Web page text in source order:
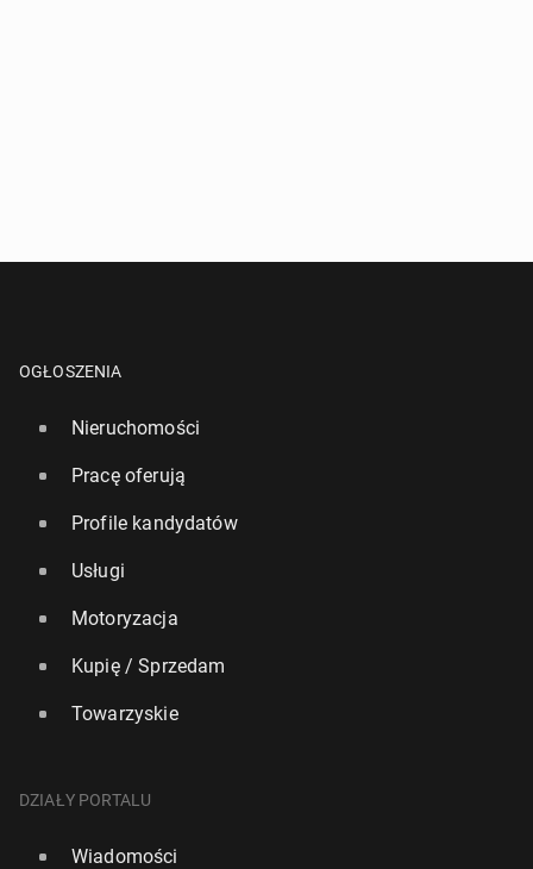
OGŁOSZENIA
Nieruchomości
Pracę oferują
Profile kandydatów
Usługi
Motoryzacja
Kupię / Sprzedam
Towarzyskie
DZIAŁY PORTALU
Wiadomości